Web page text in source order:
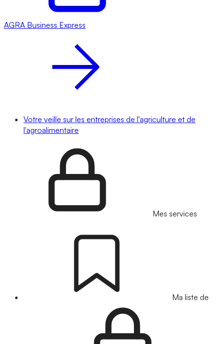
AGRA Business Express
Votre veille sur les entreprises de l'agriculture et de
l'agroalimentaire
Mes services
Ma liste de